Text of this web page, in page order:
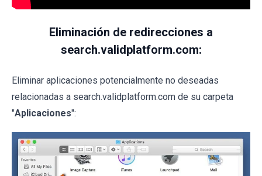
Eliminación de redirecciones a
search.validplatform.com:
Eliminar aplicaciones potencialmente no deseadas
relacionadas a search.validplatform.com de su carpeta
"Aplicaciones":